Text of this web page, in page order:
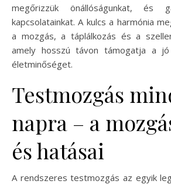
megőrizzük önállóságunkat, és
kapcsolatainkat. A kulcs a harmónia
a mozgás, a táplálkozás és a
amely hosszú távon támogatja a
életminőséget.
Testmozgás
napra – a
és hatásai
A rendszeres testmozgás az egyik